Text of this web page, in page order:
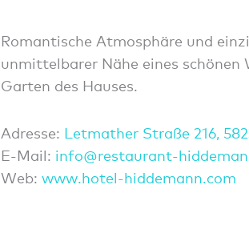
Romantische Atmosphäre und
unmittelbarer Nähe eines
Garten des Hauses.
Adresse: Letmather Straße 216,
E-Mail: info@restaurant-hidd
Web: www.hotel-hiddemann.com